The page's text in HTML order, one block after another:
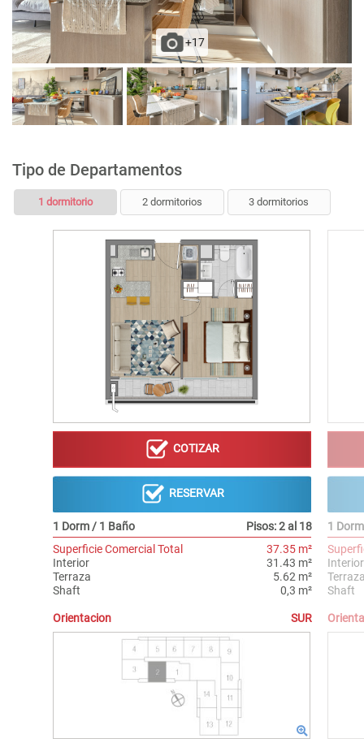
+17
Tipo de Departamentos
1 dormitorio 2 dormitorios 3 dormitorios
COTIZAR
RESERVAR
1 Dorm / 1 Baño
Pisos: 2 al 18
Superficie Comercial Total
37.35 m²
Interior
31.43 m²
Terraza
5.62 m²
Shaft
0,3 m²
Orientacion SUR
1
Interior
Shaft